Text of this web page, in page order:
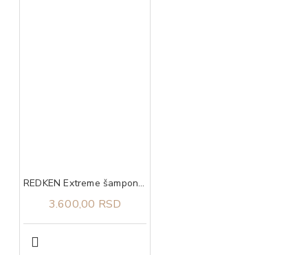
REDKEN Extreme šampon 300 ml
3.600,00 RSD